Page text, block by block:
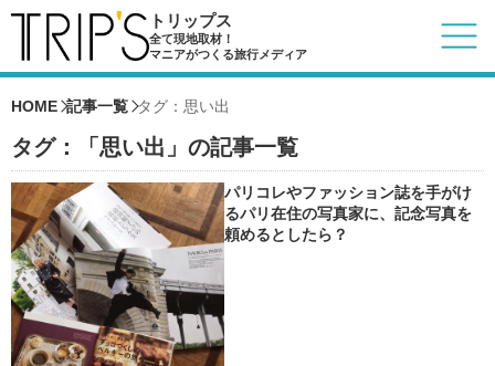
トリップス
全て現地取材！
マニアがつくる旅行メディア
HOME 記事一覧 タグ：思い出
タグ：「思い出」の記事一覧
パリコレやファッション誌を手がけ
るパリ在住の写真家に、記念写真を
頼めるとしたら？